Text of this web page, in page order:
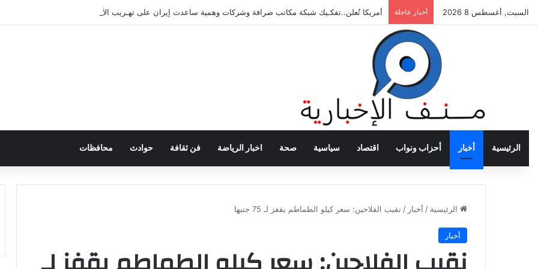
السبت, أغسطس 8 2026 أخبار عاجلة أمريكا تُعلن..تفكـيك شبكة مكاتب صرافة وشركات وهمية ساعدت إيران على تهـريب الأموال
الرئيسية أخبار أحزاب ونواب اقتصاد سياسية صحة اخبار الرياضة فن ثقافة حوادث محافظات
الرئيسية / أخبار / نقيب الفلاحين: سعر كيلو الطماطم يقفز لـ 75 جنيها
أخبار